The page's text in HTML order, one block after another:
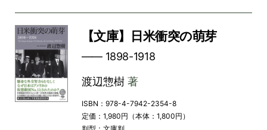
【文庫】日米衝突の萌芽
―― 1898-1918
渡辺惣樹著
ISBN：978-4-7942-2354-8
定価：1,980円（本体：1,800円）